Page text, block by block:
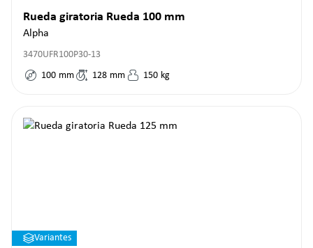
Rueda giratoria Rueda 100 mm
Alpha
3470UFR100P30-13
100 mm 128 mm 150 kg
Variantes